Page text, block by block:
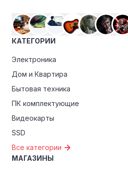
КАТЕГОРИИ
Электроника
Дом и Квартира
Бытовая техника
ПК комплектующие
Видеокарты
SSD
Все категории
МАГАЗИНЫ